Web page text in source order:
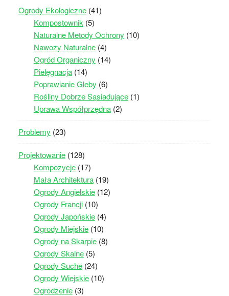
Ogrody Ekologiczne(41)
Kompostownik (5)
Naturalne Metody Ochrony (10)
Nawozy Naturalne(4)
Ogród Organiczny (14)
Pielęgnacja(14)
Poprawianie Gleby (6)
Rośliny Dobrze Sąsiadujące(1)
Uprawa Współprzędna(2)
Problemy (23)
Projektowanie(128)
Kompozycje(17)
Mała Architektura(19)
Ogrody Angielskie(12)
Ogrody Francji(10)
Ogrody Japońskie(4)
Ogrody Miejskie(10)
Ogrody na Skarpie(8)
Ogrody Skalne(5)
Ogrody Suche(24)
Ogrody Wiejskie(10)
Ogrodzenie(3)